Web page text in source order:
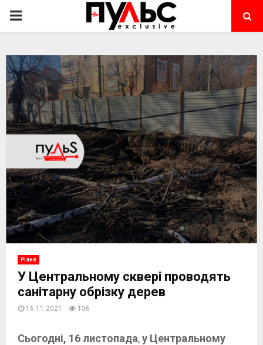
PRIMARY
Різне
У Центральному сквері проводять
санітарну обрізку дерев
16.11.2021 136
Сьогодні, 16 листопада,у Центральному